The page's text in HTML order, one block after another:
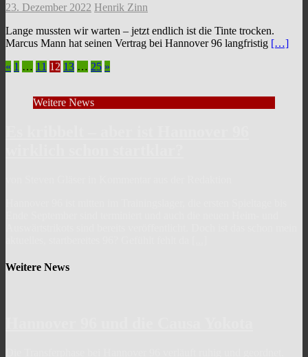
23. Dezember 2022 Henrik Zinn
Lange mussten wir warten – jetzt endlich ist die Tinte trocken.
Marcus Mann hat seinen Vertrag bei Hannover 96 langfristig […]
Seitennummerierung
Beiträge
« 1 … 11 12 13 … 25 »
Weitere News
Weitere News